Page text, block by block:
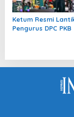
Ketum Resmi
Pengurus DPC PKB